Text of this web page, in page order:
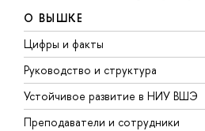
О ВЫШКЕ
Цифры и факты
Руководство и структура
Устойчивое развитие в НИУ ВШЭ
Преподаватели и сотрудники